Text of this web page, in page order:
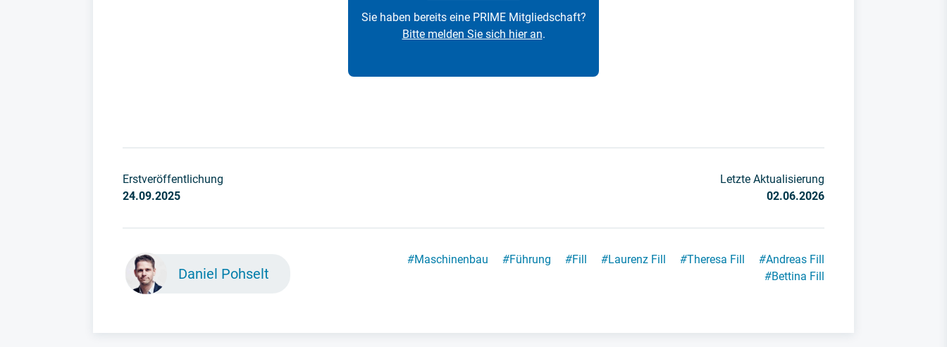
Sie haben bereits eine PRIME Mitgliedschaft?
Bitte melden Sie sich hier an.
Erstveröffentlichung
24.09.2025
Letzte Aktualisierung
02.06.2026
Daniel Pohselt
#Maschinenbau #Führung #Fill #Laurenz Fill #Theresa Fill #Andreas Fill
#Bettina Fill